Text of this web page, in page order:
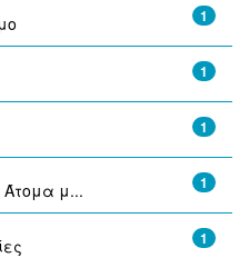
1
1
1
1
Άτομα μ...
1